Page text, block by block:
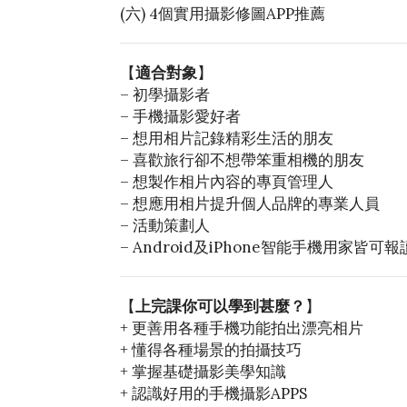
(六) 4個實用攝影修圖APP推薦
【適合對象】
– 初學攝影者
– 手機攝影愛好者
– 想用相片記錄精彩生活的朋友
– 喜歡旅行卻不想帶笨重相機的朋友
– 想製作相片內容的專頁管理人
– 想應用相片提升個人品牌的專業人員
– 活動策劃人
– Android及iPhone智能手機用家皆可報
【上完課你可以學到甚麼？ 】
+ 更善用各種手機功能拍出漂亮相片
+ 懂得各種場景的拍攝技巧
+ 掌握基礎攝影美學知識
+ 認識好用的手機攝影APPS